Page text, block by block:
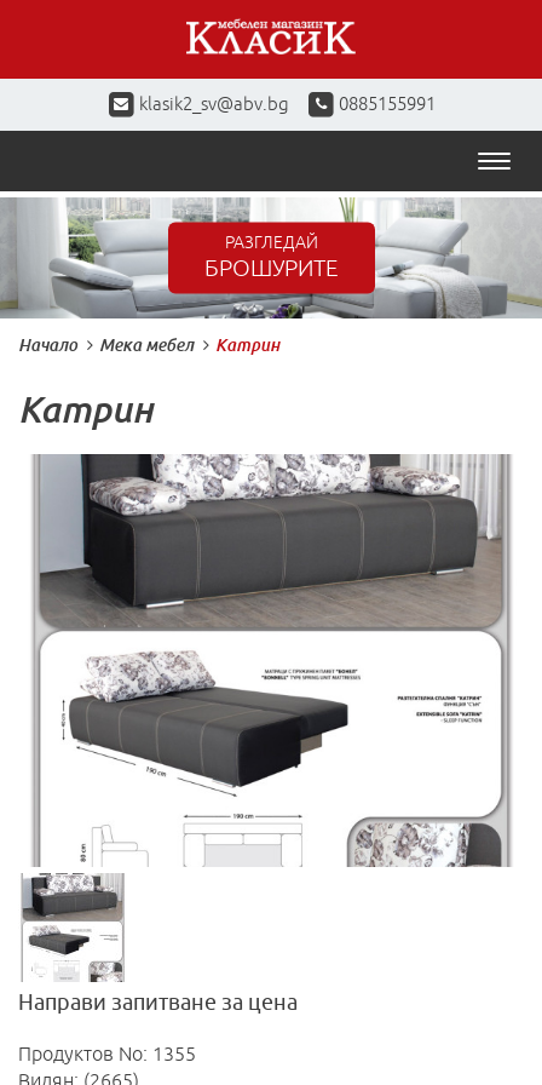
klasik2_sv@abv.bg 0885155991
РАЗГЛЕДАЙ
БРОШУРИТЕ
Начало Мека мебел Катрин
Катрин
Направи запитване за цена
Продуктов No: 1355